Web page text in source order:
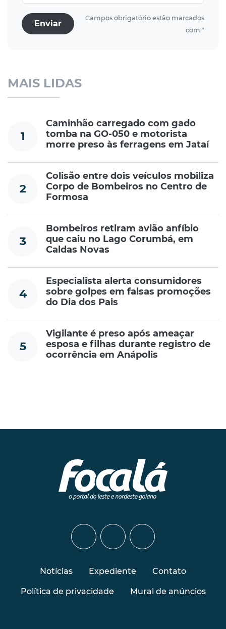
Enviar
Campos obrigatório estão marcados
com *
MAIS LIDAS
1
Caminhão carregado com gado
tomba na GO-050 e motorista
morre preso às ferragens em Jataí
2
Colisão entre dois veículos mobiliza
Corpo de Bombeiros no Centro de
Formosa
3
Bombeiros retiram avião anfíbio
que caiu no Lago Corumbá, em
Caldas Novas
4
Especialista alerta consumidores
sobre golpes em falsas promoções
do Dia dos Pais
5
Vigilante é preso após ameaçar
esposa e filhas durante registro de
ocorrência em Anápolis
Notícias Expediente Contato
Política de privacidade Mural de anúncios